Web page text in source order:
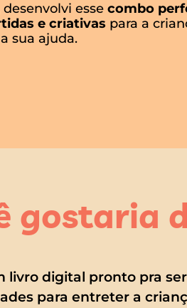
esse combo
e criativas para a
sua ajuda.
gostaria
livro digital pronto pra
para entreter a